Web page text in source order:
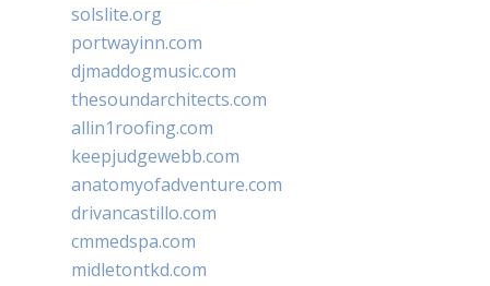
solslite.org
portwayinn.com
djmaddogmusic.com
thesoundarchitects.com
allin1roofing.com
keepjudgewebb.com
anatomyofadventure.com
drivancastillo.com
cmmedspa.com
midletontkd.com